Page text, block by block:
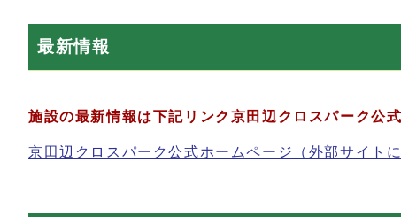
最新情報
施設の最新情報は下記リンク京田辺クロスパーク公
京田辺クロスパーク公式ホームページ（外部サイトに